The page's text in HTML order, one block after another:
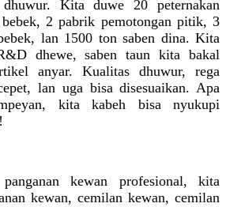
dhuwur. Kita duwe 20 peternakan
2 pabrik pemotongan pitik, 3
lan 1500 ton saben dina. Kita
dhewe, saben taun kita bakal
anyar. Kualitas dhuwur, rega
lan uga bisa disesuaikan. Apa
kita kabeh bisa nyukupi
kewan profesional, kita
kewan, cemilan kewan, cemilan